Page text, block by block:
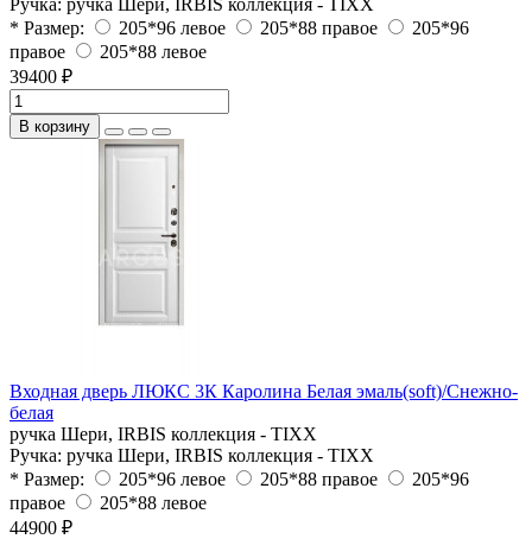
* Размер:
205*96 левое 205*88 правое
205*96
правое
205*88 левое
39400 ₽
В корзину
Входная дверь ЛЮКС 3К Каролина Белая эмаль(soft)/Снежно-
белая
ручка Шери, IRBIS коллекция - TIXX
Ручка: ручка Шери, IRBIS коллекция - TIXX
* Размер:
205*96 левое 205*88 правое
205*96
правое
205*88 левое
44900 ₽